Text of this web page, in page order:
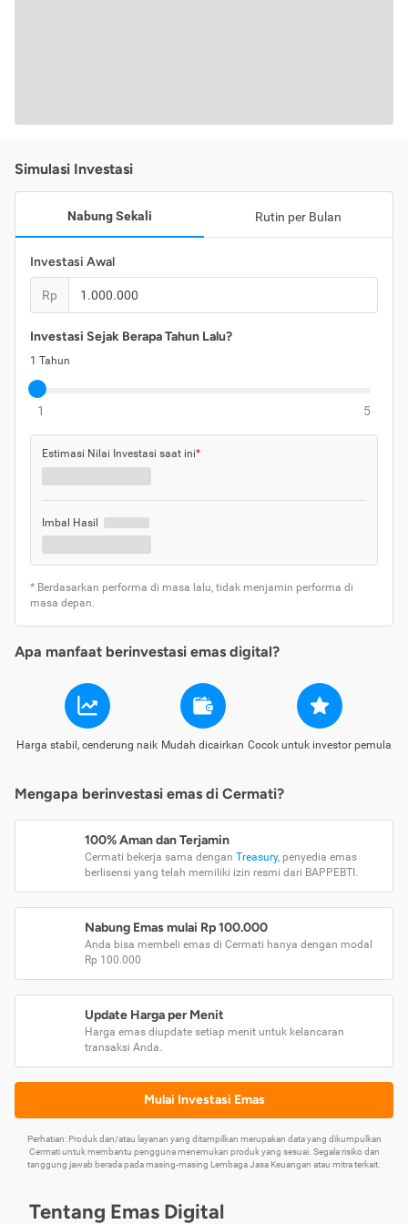
Simulasi Investasi
Nabung Sekali Rutin per Bulan
Investasi Awal
Rp
Investasi Sejak Berapa Tahun Lalu?
1 Tahun
1 5
Estimasi Nilai Investasi saat ini*
Imbal Hasil
* Berdasarkan performa di masa lalu, tidak menjamin performa di
masa depan.
Apa manfaat berinvestasi emas digital?
Harga stabil, cenderung naik Mudah dicairkan Cocok untuk investor pemula
Mengapa berinvestasi emas di Cermati?
100% Aman dan Terjamin
Cermati bekerja sama dengan Treasury, penyedia emas
berlisensi yang telah memiliki izin resmi dari BAPPEBTI.
Nabung Emas mulai Rp 100.000
Anda bisa membeli emas di Cermati hanya dengan modal
Rp 100.000
Update Harga per Menit
Harga emas diupdate setiap menit untuk kelancaran
transaksi Anda.
Mulai Investasi Emas
Perhatian: Produk dan/atau layanan yang ditampilkan merupakan data yang dikumpulkan
Cermati untuk membantu pengguna menemukan produk yang sesuai. Segala risiko dan
tanggung jawab berada pada masing-masing Lembaga Jasa Keuangan atau mitra terkait.
Tentang Emas Digital